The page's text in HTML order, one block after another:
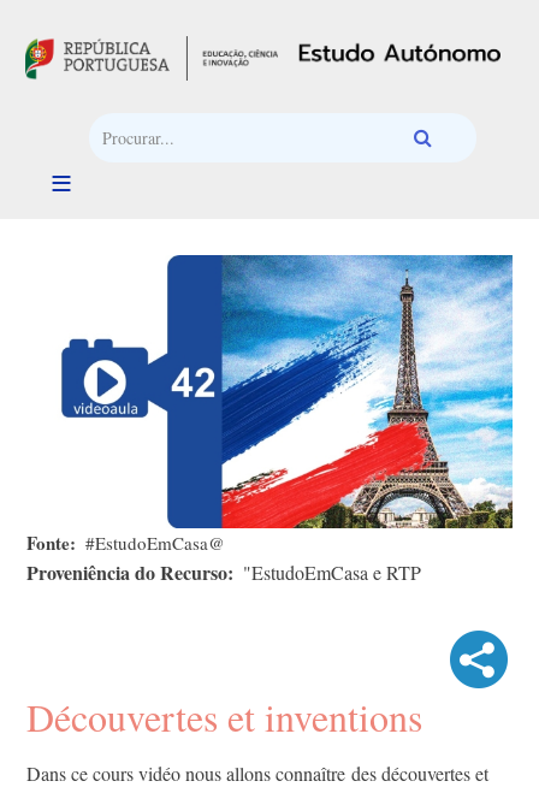
Fonte #EstudoEmCasa@
Proveniência do Recurso "EstudoEmCasa e RTP
Découvertes et inventions
Dans ce cours vidéo nous allons connaître des découvertes et